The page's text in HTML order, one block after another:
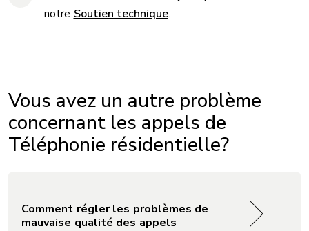
notre Soutien technique.
Vous avez un autre problème
concernant les appels de
Téléphonie résidentielle?
Comment régler les problèmes de
mauvaise qualité des appels